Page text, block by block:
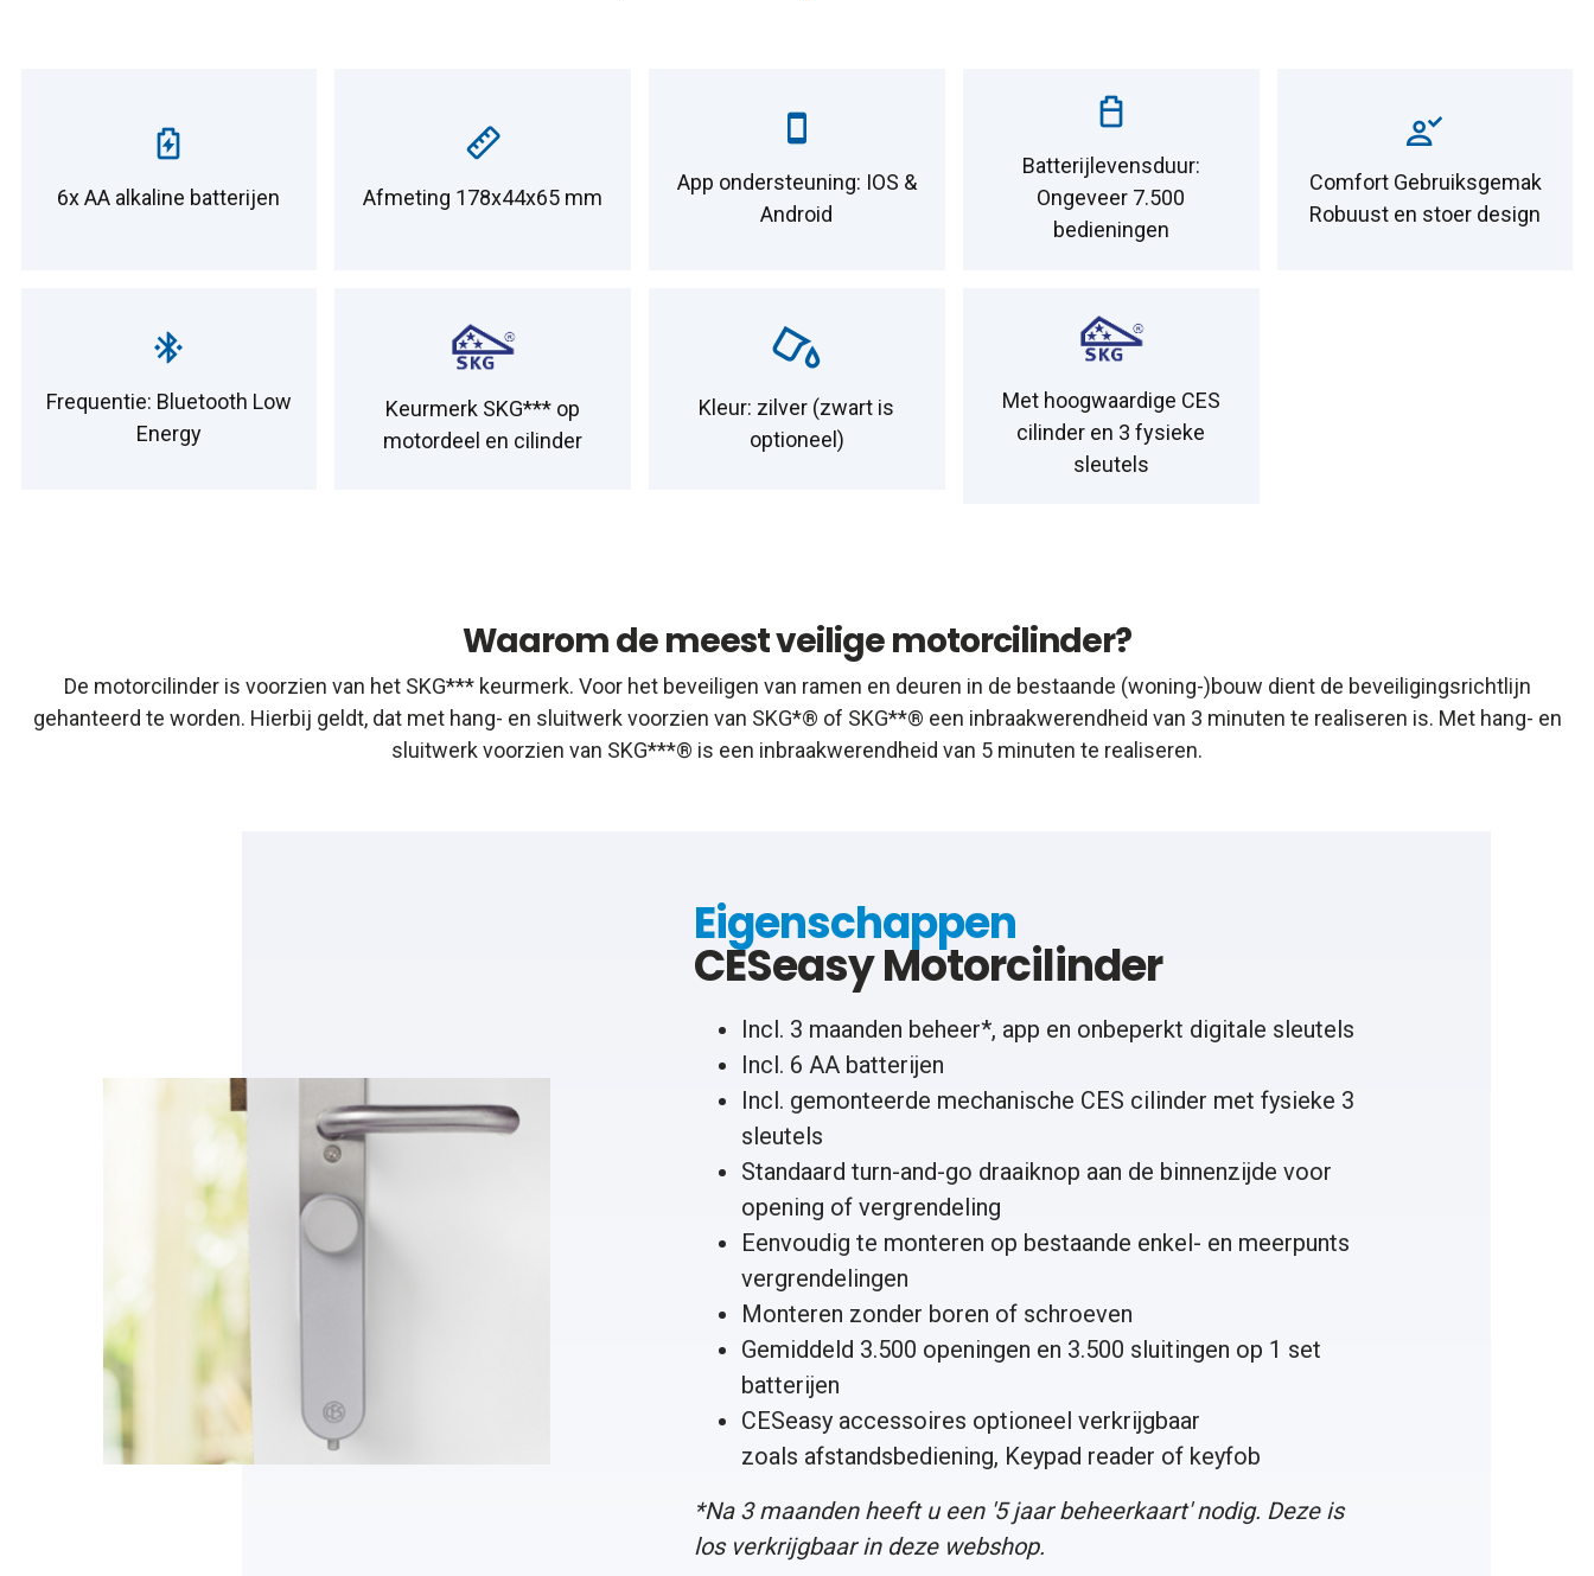
6x AA alkaline batterijen Afmeting 178x44x65 mm
App ondersteuning: IOS &
Android
Batterijlevensduur:
Ongeveer 7.500
bedieningen
Comfort Gebruiksgemak
Robuust en stoer design
Frequentie: Bluetooth Low
Energy
Keurmerk SKG*** op
motordeel en cilinder
Kleur: zilver (zwart is
optioneel)
Met hoogwaardige CES
cilinder en 3 fysieke
sleutels
Waarom de meest veilige motorcilinder?
De motorcilinder is voorzien van het SKG*** keurmerk. Voor het beveiligen van ramen en deuren in de bestaande (woning-)bouw dient de beveiligingsrichtlijn
gehanteerd te worden. Hierbij geldt, dat met hang- en sluitwerk voorzien van SKG*® of SKG**® een inbraakwerendheid van 3 minuten te realiseren is. Met hang- en
sluitwerk voorzien van SKG***® is een inbraakwerendheid van 5 minuten te realiseren.
Eigenschappen
CESeasy Motorcilinder
Incl. 3 maanden beheer*, app en onbeperkt digitale sleutels
Incl. 6 AA batterijen
Incl. gemonteerde mechanische CES cilinder met fysieke 3
sleutels
Standaard turn-and-go draaiknop aan de binnenzijde voor
opening of vergrendeling
Eenvoudig te monteren op bestaande enkel- en meerpunts
vergrendelingen
Monteren zonder boren of schroeven
Gemiddeld 3.500 openingen en 3.500 sluitingen op 1 set
batterijen
CESeasy accessoires optioneel verkrijgbaar
zoals afstandsbediening, Keypad reader of keyfob
*Na 3 maanden heeft u een '5 jaar beheerkaart' nodig. Deze is
los verkrijgbaar in deze webshop.